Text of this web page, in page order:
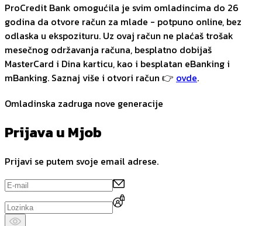
ProCredit Bank omogućila je svim omladincima do 26
godina da otvore račun za mlade - potpuno online, bez
odlaska u ekspozituru. Uz ovaj račun ne plaćaš trošak
mesečnog održavanja računa, besplatno dobijaš
MasterCard i Dina karticu, kao i besplatan eBanking i
mBanking. Saznaj više i otvori račun 👉 ovde.
Omladinska zadruga nove generacije
Prijava u Mjob
Prijavi se putem svoje email adrese.